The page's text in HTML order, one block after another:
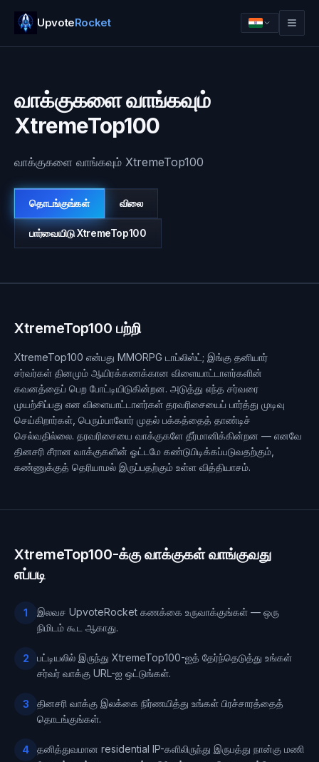
UpvoteRocket
உள்நுழை
வாக்குகளை வாங்கவும்
XtremeTop100
வாக்குகளை வாங்கவும் XtremeTop100
தொடங்குங்கள் விலை
பார்வையிடு XtremeTop100
XtremeTop100 பற்றி
XtremeTop100 என்பது MMORPG டாப்லிஸ்ட்; இங்கு தனியார்
சர்வர்கள் தினமும் ஆயிரக்கணக்கான விளையாட்டாளர்களின்
கவனத்தைப் பெற போட்டியிடுகின்றன. அடுத்து எந்த சர்வரை
முயற்சிப்பது என விளையாட்டாளர்கள் தரவரிசையைப் பார்த்து முடிவு
செய்கிறார்கள், பெரும்பாலோர் முதல் பக்கத்தைத் தாண்டிச்
செல்வதில்லை. தரவரிசையை வாக்குகளே தீர்மானிக்கின்றன — எனவே
தினசரி சீரான வாக்குகளின் ஓட்டமே கண்டுபிடிக்கப்படுவதற்கும்,
கண்ணுக்குத் தெரியாமல் இருப்பதற்கும் உள்ள வித்தியாசம்.
XtremeTop100-க்கு வாக்குகள் வாங்குவது
எப்படி
1
இலவச UpvoteRocket கணக்கை உருவாக்குங்கள் — ஒரு
நிமிடம் கூட ஆகாது.
2
பட்டியலில் இருந்து XtremeTop100-ஐத் தேர்ந்தெடுத்து உங்கள்
சர்வர் வாக்கு URL-ஐ ஒட்டுங்கள்.
3
தினசரி வாக்கு இலக்கை நிர்ணயித்து உங்கள் பிரச்சாரத்தைத்
தொடங்குங்கள்.
4
தனித்துவமான residential IP-களிலிருந்து இருபத்து நான்கு மணி